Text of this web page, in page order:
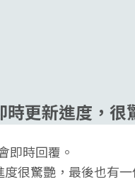
更新進度，很
即時回覆。
很驚艷，最後也有